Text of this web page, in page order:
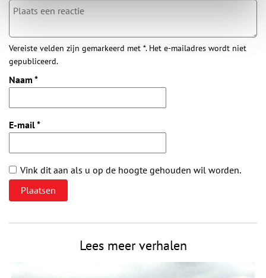
Vereiste velden zijn gemarkeerd met *. Het e-mailadres wordt niet
gepubliceerd.
Naam *
E-mail*
Vink dit aan als u op de hoogte gehouden wil worden.
Lees meer verhalen